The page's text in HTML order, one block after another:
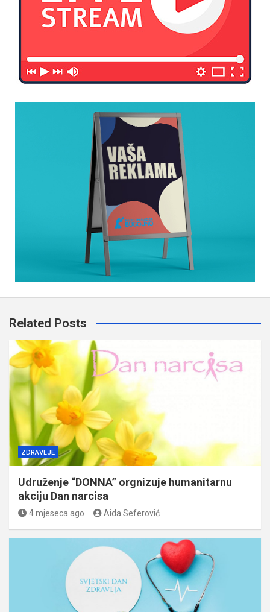
Related Posts
ZDRAVLJE
Udruženje “DONNA” orgnizuje humanitarnu
akciju Dan narcisa
4 mjeseca ago Aida Seferović